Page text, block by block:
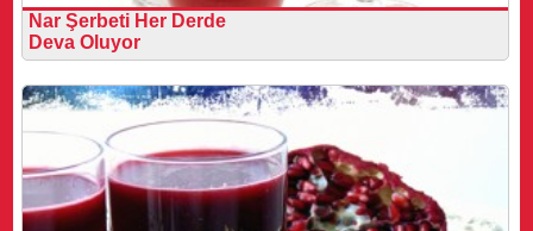
Nar Şerbeti Her Derde
Deva Oluyor